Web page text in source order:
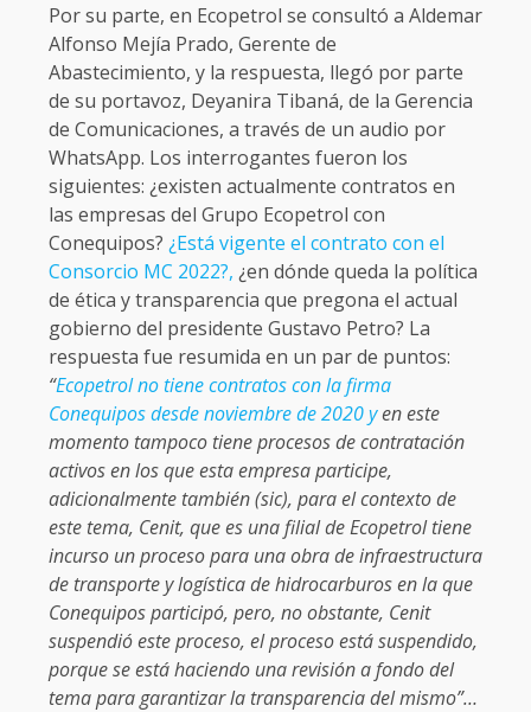
Por su parte, en Ecopetrol se consultó a Aldemar
Alfonso Mejía Prado, Gerente de
Abastecimiento, y la respuesta, llegó por parte
de su portavoz, Deyanira Tibaná, de la Gerencia
de Comunicaciones, a través de un audio por
WhatsApp. Los interrogantes fueron los
siguientes: ¿existen actualmente contratos en
las empresas del Grupo Ecopetrol con
Conequipos? ¿Está vigente el contrato con el
Consorcio MC 2022?, ¿en dónde queda la política
de ética y transparencia que pregona el actual
gobierno del presidente Gustavo Petro? La
respuesta fue resumida en un par de puntos:
“Ecopetrol no tiene contratos con la firma
Conequipos desde noviembre de 2020 yen este
momento tampoco tiene procesos de contratación
activos en los que esta empresa participe,
adicionalmente también (sic), para el contexto de
este tema, Cenit, que es una filial de Ecopetrol tiene
incurso un proceso para una obra de infraestructura
de transporte y logística de hidrocarburos en la que
Conequipos participó, pero, no obstante, Cenit
suspendió este proceso, el proceso está suspendido,
porque se está haciendo una revisión a fondo del
tema para garantizar la transparencia del mismo”…